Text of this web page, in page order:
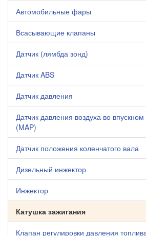
Автомобильные фары
Всасывающие клапаны
Датчик (лямбда зонд)
Датчик ABS
Датчик давления
Датчик давления воздуха во впускном
(MAP)
Датчик положения коленчатого вала
Дизельный инжектор
Инжектор
Катушка зажигания
Клапан регулировки давления